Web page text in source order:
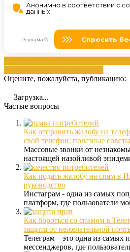
Оцените, пожалуйста, публикацию:
Загрузка...
Частые вопросы
Как отправить жалобу на
свой телефон: полезные советы
Массовые звонки от
настоящей назойливой
Как подать жалобу на спам в
руководство
Инстаграм - одна из самых
платформ, где пользователи
Как бороться со спамом в
защита от нежелательной
Телеграм – это одна из самых
мессенджеров, где